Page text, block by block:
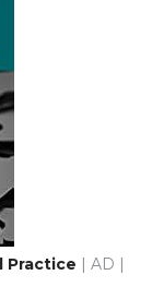
Practice | AD |